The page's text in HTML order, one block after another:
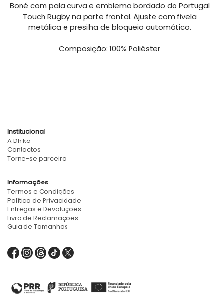
Boné com pala curva e emblema bordado do Portugal
Touch Rugby na parte frontal. Ajuste com fivela
metálica e presilha de bloqueio automático.
Composição: 100% Poliéster
Institucional
A Dhika
Contactos
Torne-se parceiro
Informações
Termos e Condições
Política de Privacidade
Entregas e Devoluções
Livro de Reclamações
Guia de Tamanhos